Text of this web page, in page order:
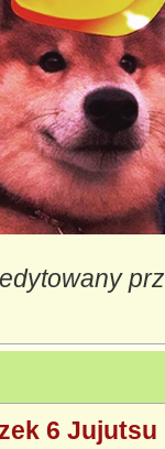
6 Jujutsu